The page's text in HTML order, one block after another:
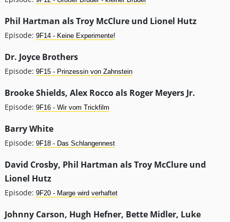
Phil Hartman als Troy McClure und Lionel Hutz
Episode: 9F14 - Keine Experimente!
Dr. Joyce Brothers
Episode: 9F15 - Prinzessin von Zahnstein
Brooke Shields, Alex Rocco als Roger Meyers Jr.
Episode: 9F16 - Wir vom Trickfilm
Barry White
Episode: 9F18 - Das Schlangennest
David Crosby, Phil Hartman als Troy McClure und
Lionel Hutz
Episode: 9F20 - Marge wird verhaftet
Johnny Carson, Hugh Hefner, Bette Midler, Luke